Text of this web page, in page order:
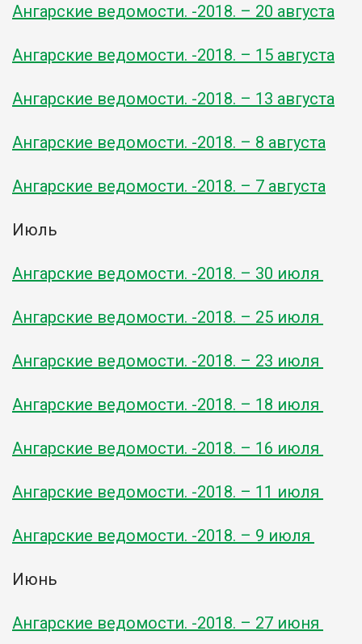
Ангарские ведомости. -2018. – 20 августа
Ангарские ведомости. -2018. – 15 августа
Ангарские ведомости. -2018. – 13 августа
Ангарские ведомости. -2018. – 8 августа
Ангарские ведомости. -2018. – 7 августа
Июль
Ангарские ведомости. -2018. – 30 июля
Ангарские ведомости. -2018. – 25 июля
Ангарские ведомости. -2018. – 23 июля
Ангарские ведомости. -2018. – 18 июля
Ангарские ведомости. -2018. – 16 июля
Ангарские ведомости. -2018. – 11 июля
Ангарские ведомости. -2018. – 9 июля
Июнь
Ангарские ведомости. -2018. – 27 июня